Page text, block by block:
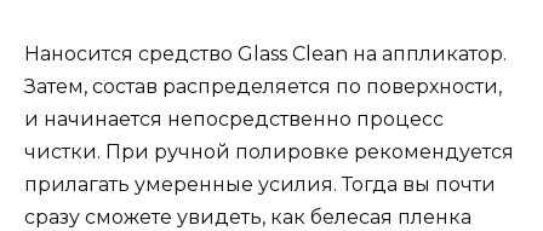
Наносится средство Glass Clean на аппликатор.
Затем, состав распределяется по поверхности,
и начинается непосредственно процесс
чистки. При ручной полировке рекомендуется
прилагать умеренные усилия. Тогда вы почти
сразу сможете увидеть, как белесая пленка